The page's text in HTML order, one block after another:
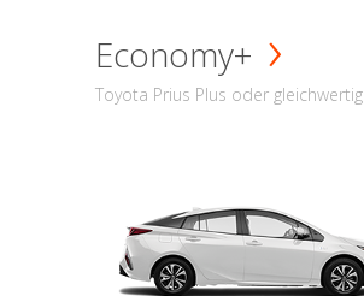
Economy+
Toyota Prius Plus oder gleichwertig